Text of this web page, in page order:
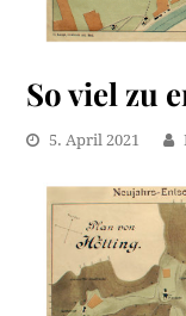
So viel zu
5. April 2021